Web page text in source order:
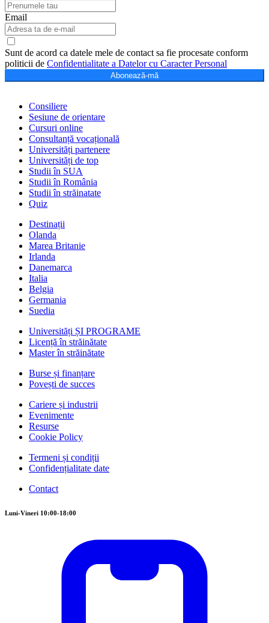
Email
Sunt de acord ca datele mele de contact sa fie procesate conform
politicii de Confidentialitate a Datelor cu Caracter Personal
Abonează-mă
Consiliere
Sesiune de orientare
Cursuri online
Consultanță vocațională
Universități partenere
Universități de top
Studii în SUA
Studii în România
Studii în străinatate
Quiz
Destinații
Olanda
Marea Britanie
Irlanda
Danemarca
Italia
Belgia
Germania
Suedia
Universități ȘI PROGRAME
Licență în străinătate
Master în străinătate
Burse și finanțare
Povești de succes
Cariere și industrii
Evenimente
Resurse
Cookie Policy
Termeni și condiții
Confidențialitate date
Contact
Luni-Vineri 10:00-18:00